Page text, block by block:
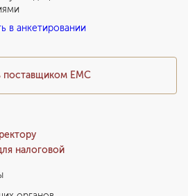
поставщиком ЕМС
налоговой
в анкетировании